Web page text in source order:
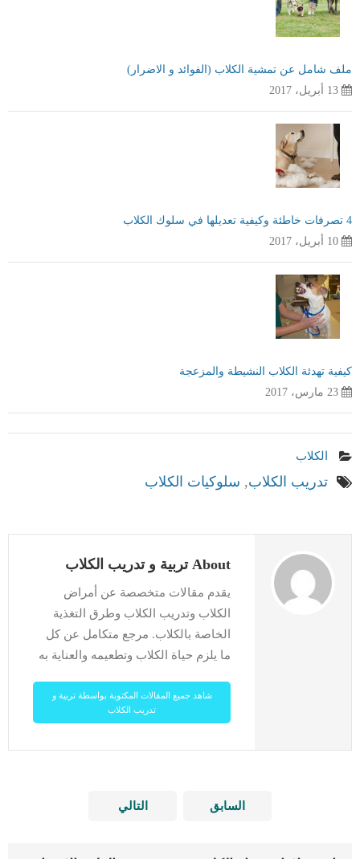
ملف شامل عن تمشية الكلاب (الفوائد و الاضرار)
13 أبريل، 2017
4 تصرفات خاطئة وكيفية تعديلها في سلوك الكلاب
10 أبريل، 2017
كيفية تهدئة الكلاب النشيطة والمزعجة
23 مارس، 2017
الكلاب
تدريب الكلاب, سلوكيات الكلاب
About تربية و تدريب الكلاب
يقدم مقالات متخصصة عن أمراض
الكلاب وتدريب الكلاب وطرق التغذية
الخاصة بالكلاب. مرجع متكامل عن كل
ما يلزم حياة الكلاب وتطعيمه والعناية به
شاهد جميع المقالات المكتوبة بواسطة تربية و
تدريب الكلاب
السابق التالي